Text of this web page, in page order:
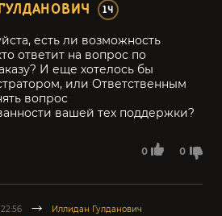
14
0 0
есть ли возможность
ответит на вопрос по
И еще хотелось бы
или Ответственным
вопрос
вашей тех поддержки?
Иллидан Гулданович